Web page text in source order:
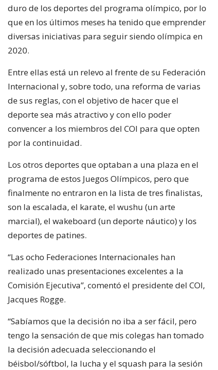
duro de los deportes del programa olímpico, por lo
que en los últimos meses ha tenido que emprender
diversas iniciativas para seguir siendo olímpica en
2020.
Entre ellas está un relevo al frente de su Federación
Internacional y, sobre todo, una reforma de varias
de sus reglas, con el objetivo de hacer que el
deporte sea más atractivo y con ello poder
convencer a los miembros del COI para que opten
por la continuidad.
Los otros deportes que optaban a una plaza en el
programa de estos Juegos Olímpicos, pero que
finalmente no entraron en la lista de tres finalistas,
son la escalada, el karate, el wushu (un arte
marcial), el wakeboard (un deporte náutico) y los
deportes de patines.
“Las ocho Federaciones Internacionales han
realizado unas presentaciones excelentes a la
Comisión Ejecutiva”, comentó el presidente del COI,
Jacques Rogge.
“Sabíamos que la decisión no iba a ser fácil, pero
tengo la sensación de que mis colegas han tomado
la decisión adecuada seleccionando el
béisbol/sóftbol, la lucha y el squash para la sesión